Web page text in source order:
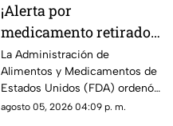
comentarios y compartidos
debido a lo inusual del
supuesto caso.
¡Alerta por
medicamento retirado!
Sacan del mercado más
de 580 mil frascos con
pastillas para la
presión por posible
La Administración de
Alimentos y Medicamentos de
Estados Unidos (FDA) ordenó
el retiro de más de 580 mil
agosto 05, 2026 04:09 p. m.